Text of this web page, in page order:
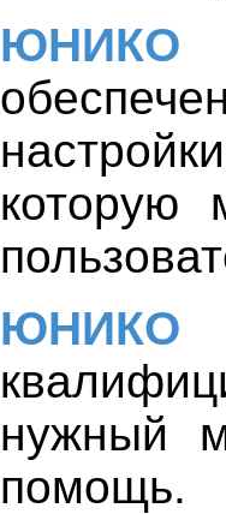
ЮНИКО
которую
ЮНИКО
нужный
помощь.